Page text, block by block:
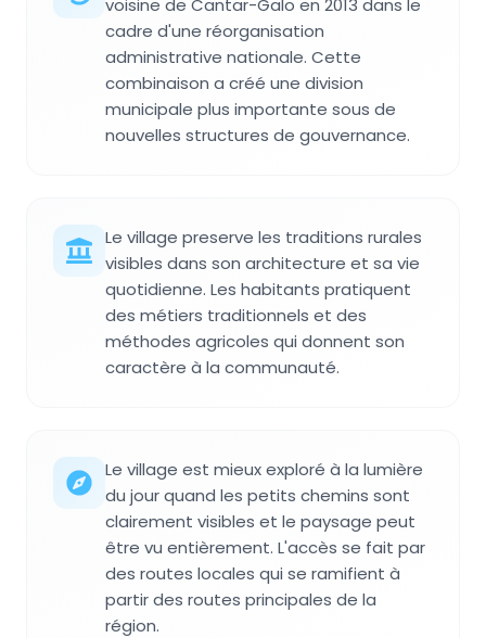
voisine de Cantar-Galo en 2013 dans le
cadre d'une réorganisation
administrative nationale. Cette
combinaison a créé une division
municipale plus importante sous de
nouvelles structures de gouvernance.
Le village preserve les traditions rurales
visibles dans son architecture et sa vie
quotidienne. Les habitants pratiquent
des métiers traditionnels et des
méthodes agricoles qui donnent son
caractère à la communauté.
Le village est mieux exploré à la lumière
du jour quand les petits chemins sont
clairement visibles et le paysage peut
être vu entièrement. L'accès se fait par
des routes locales qui se ramifient à
partir des routes principales de la
région.